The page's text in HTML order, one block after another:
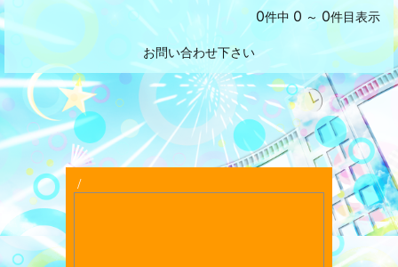
0件中 0 ～ 0件目表示
お問い合わせ下さい